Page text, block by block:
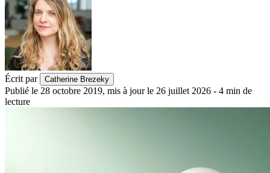
Écrit par Catherine Brezeky
Publié le 28 octobre 2019, mis à jour le 26 juillet 2026 - 4 min de
lecture